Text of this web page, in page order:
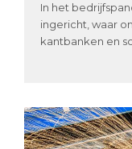
In het
ingericht, waar
kantbanken en